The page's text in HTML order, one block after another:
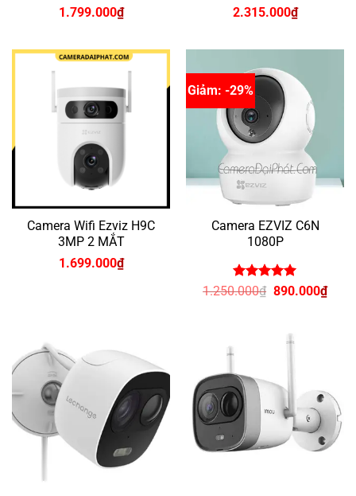
1.799.000₫
2.315.000₫
Camera Wifi Ezviz H9C
3MP 2 MẮT
1.699.000₫
Giảm: -29%
Camera EZVIZ C6N
1080P
Được xếp
1.250.000₫ Giá
890.000₫Giá
hiện